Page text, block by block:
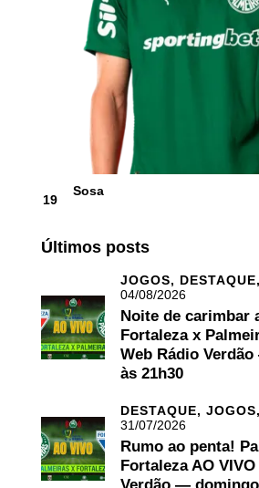
19
Sosa
Últimos posts
JOGOS, DESTAQUE,
04/08/2026
Noite de carimbar
Fortaleza x
Web Rádio
às 21h30
DESTAQUE, JOGOS,
31/07/2026
Rumo ao penta!
Fortaleza AO